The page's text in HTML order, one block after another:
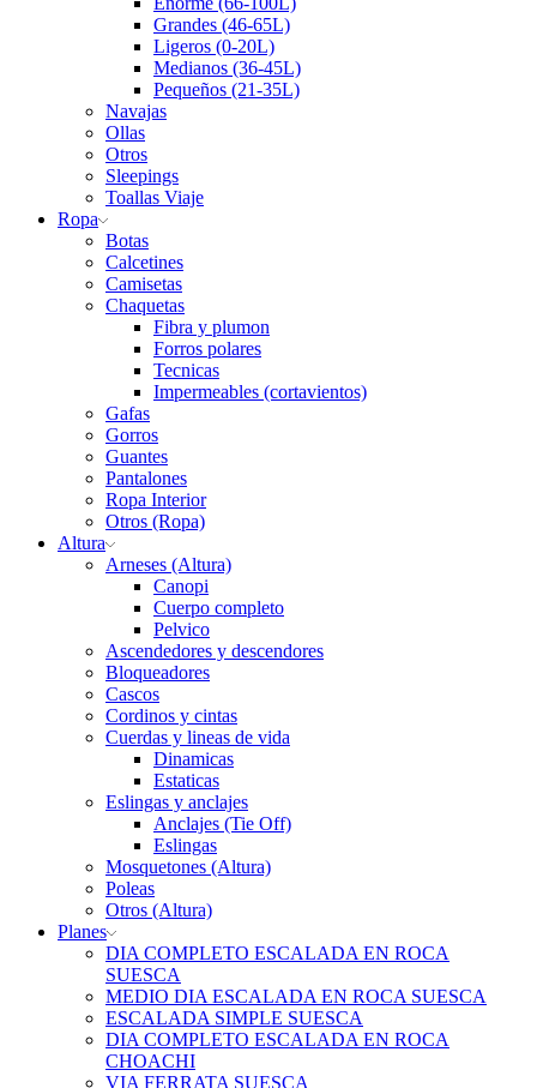
Grandes (46-65L)
Ligeros (0-20L)
Medianos (36-45L)
Pequeños (21-35L)
Navajas
Ollas
Otros
Sleepings
Toallas Viaje
Ropa
Botas
Calcetines
Camisetas
Chaquetas
Fibra y plumon
Forros polares
Tecnicas
Impermeables (cortavientos)
Gafas
Gorros
Guantes
Pantalones
Ropa Interior
Otros (Ropa)
Altura
Arneses (Altura)
Canopi
Cuerpo completo
Pelvico
Ascendedores y descendores
Bloqueadores
Cascos
Cordinos y cintas
Cuerdas y lineas de vida
Dinamicas
Estaticas
Eslingas y anclajes
Anclajes (Tie Off)
Eslingas
Mosquetones (Altura)
Poleas
Otros (Altura)
Planes
DIA COMPLETO ESCALADA EN ROCA
SUESCA
MEDIO DIA ESCALADA EN ROCA SUESCA
ESCALADA SIMPLE SUESCA
DIA COMPLETO ESCALADA EN ROCA
CHOACHI
VIA FERRATA SUESCA